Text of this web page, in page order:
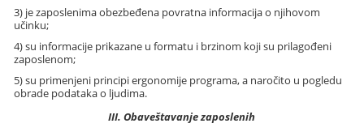
3) je zaposlenima obezbeđena povratna informacija o njihovom
učinku;
4) su informacije prikazane u formatu i brzinom koji su prilagođeni
zaposlenom;
5) su primenjeni principi ergonomije programa, a naročito u pogledu
obrade podataka o ljudima.
III. Obaveštavanje zaposlenih